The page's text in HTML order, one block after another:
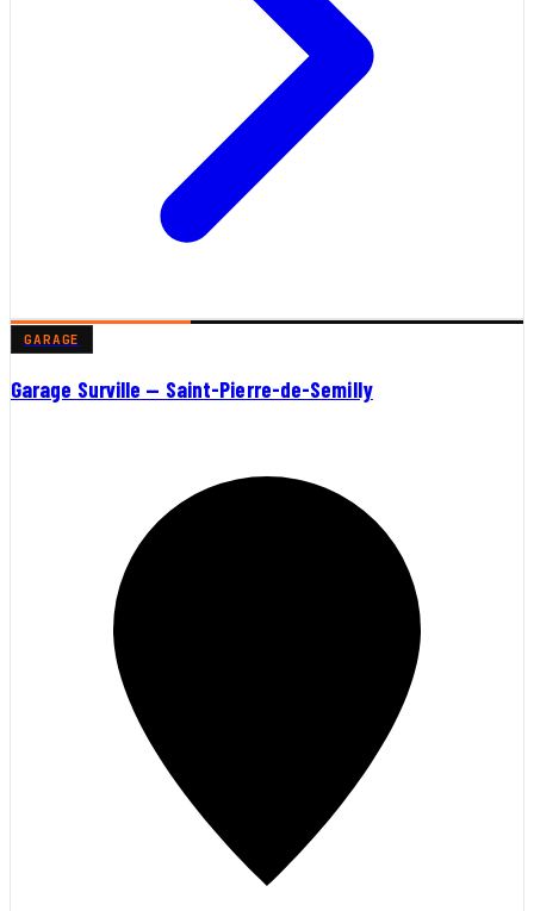
GARAGE
Garage Surville — Saint-Pierre-de-Semilly